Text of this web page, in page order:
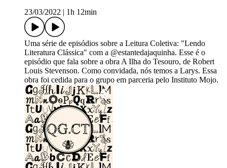
23/03/2022
1h 12min
Uma série de episódios sobre a Leitura Coletiva: "Lendo
Literatura Clássica" com a @estantedajaquinha. Esse é o
episódio que fala sobre a obra A Ilha do Tesouro, de Robert
Louis Stevenson. Como convidada, nós temos a Larys. Essa
obra foi cedida para o grupo em parceria pelo Instituto Mojo.